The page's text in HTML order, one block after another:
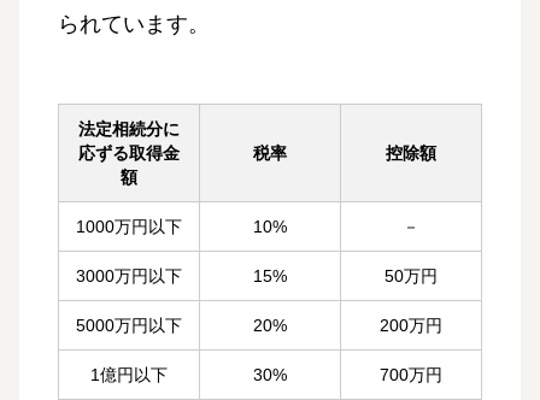
られています。
法定相続分に
応ずる取得金
額
税率 控除額
1000万円以下 10% －
3000万円以下 15% 50万円
5000万円以下 20% 200万円
1億円以下 30% 700万円